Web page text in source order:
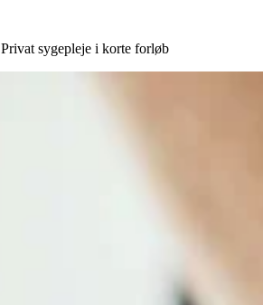
Privat sygepleje i korte forløb